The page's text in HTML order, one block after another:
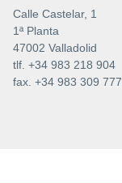
Calle Castelar, 1
1ª Planta
47002 Valladolid
tlf. +34 983 218 904
fax. +34 983 309 777